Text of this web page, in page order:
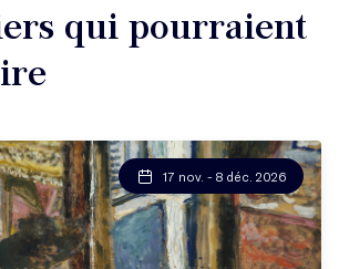
qui pourraient
17 nov. - 8 déc. 2026